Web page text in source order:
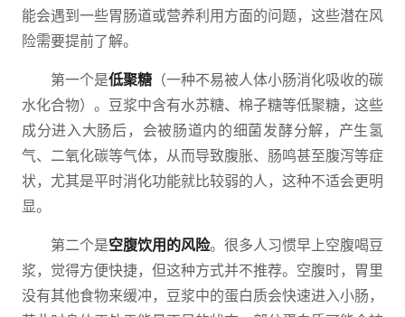
能会遇到一些胃肠道或营养利用方面的问题，这些潜在风
险需要提前了解。
第一个是低聚糖 （一种不易被人体小肠消化吸收的碳
水化合物）。豆浆中含有水苏糖、棉子糖等低聚糖，这些
成分进入大肠后，会被肠道内的细菌发酵分解，产生氢
气、二氧化碳等气体，从而导致腹胀、肠鸣甚至腹泻等症
状，尤其是平时消化功能就比较弱的人，这种不适会更明
显。
第二个是空腹饮用的风险。很多人习惯早上空腹喝豆
浆，觉得方便快捷，但这种方式并不推荐。空腹时，胃里
没有其他食物来缓冲，豆浆中的蛋白质会快速进入小肠，